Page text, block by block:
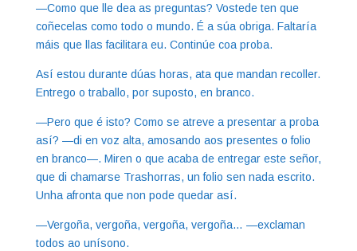
—Como que lle dea as preguntas? Vostede ten que
coñecelas como todo o mundo. É a súa obriga. Faltaría
máis que llas facilitara eu. Continúe coa proba.
Así estou durante dúas horas, ata que mandan recoller.
Entrego o traballo, por suposto, en branco.
—Pero que é isto? Como se atreve a presentar a proba
así? —di en voz alta, amosando aos presentes o folio
en branco—. Miren o que acaba de entregar este señor,
que di chamarse Trashorras, un folio sen nada escrito.
Unha afronta que non pode quedar así.
—Vergoña, vergoña, vergoña, vergoña… —exclaman
todos ao unísono.